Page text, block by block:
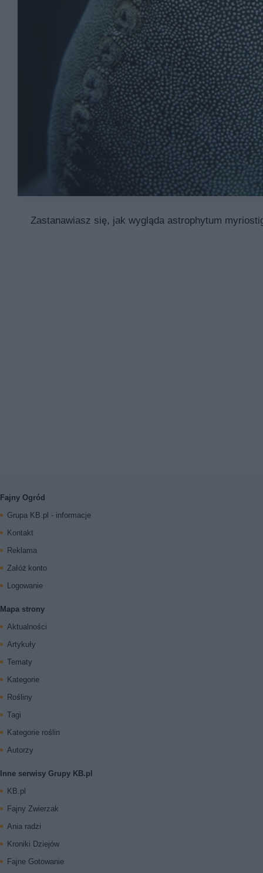
Zastanawiasz się, jak wygląda astrophytum
Fajny Ogród
Grupa KB.pl - informacje
Kontakt
Reklama
Załóż konto
Logowanie
Mapa strony
Aktualności
Artykuły
Tematy
Kategorie
Rośliny
Tagi
Kategorie roślin
Autorzy
Inne serwisy Grupy KB.pl
KB.pl
Fajny Zwierzak
Ania radzi
Kroniki Dziejów
Fajne Gotowanie